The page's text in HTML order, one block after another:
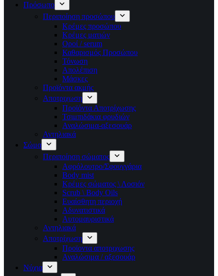
Πρόσωπο
Περιποίηση προσώπου
Κρέμες προσώπου
Κρέμες ματιών
Οροί / serum
Καθαρισμός Προσώπου
Τόνωση
Απολέπιση
Μάσκες
Προϊόντα ακμής
Αποτριχωση
Προϊόντα Αποτρίχωσης
Τσιμπιδάκια φρυδιών
Αναλώσιμα-αξεσουάρ
Αντηλιακά
Σώμα
Περιποίηση σώματος
Αφρόλουτρο/Σφουγγάρια
Body mist
Κρέμες σώματος \ Λοσιόν
Scrub \ Body Oils
Ευαίσθητη περιοχή
Αδυνατιστικά
Αυτομαυριστικά
Αντηλιακά
Αποτρίχωση
Προϊοντα αποτριχωσης
Αναλώσιμα / αξεσουάρ
Νύχια